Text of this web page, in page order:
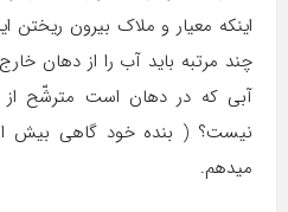
اینکه معیار و ملاک بیرون
چند مرتبه باید آب را از دهان
آبی که در دهان است مترشّح
میدهم.